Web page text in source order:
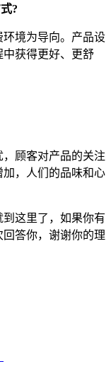
?
境为导向。产品设
获得更好、更舒
顾客对产品的关注
，人们的品味和心
这里了，如果你有
答你，谢谢你的理